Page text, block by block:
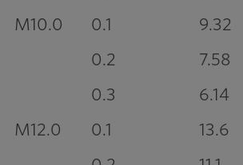
M10.0
0.1 9.32
0.2
7.58
0.3
6.14
M12.0
0.1 13.6